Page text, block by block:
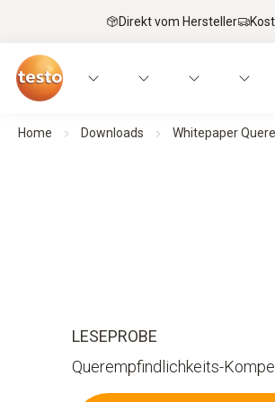
Direkt vom Hersteller
Home Downloads Whitepaper
LESEPROBE
Querempfindlichkeits-